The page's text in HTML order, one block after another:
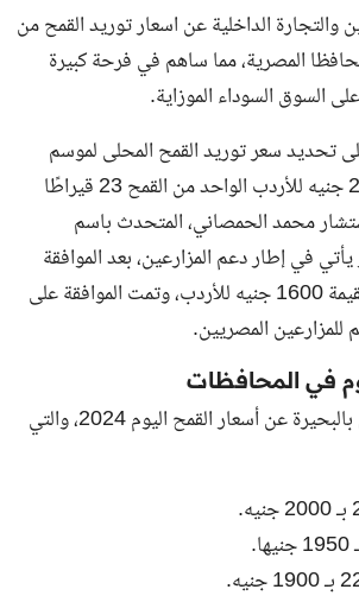
والتجارة الداخلية عن اسعار توريد القمح من
المصرية، مما ساهم في فرحة كبيرة
السوق السوداء الموزاية.
تحديد سعر توريد القمح المحلى لموسم
2024-2025 بـ 2000 جنيه للأردب الواحد من القمح 23 قيراطًا
محمد الحمصاني، المتحدث باسم
في إطار دعم المزارعين، بعد الموافقة
على سعر استرشادي بقيمة 1600 جنيه للأردب، وتمت الموافقة على
للمزارعين المصريين.
في المحافظات
أعلنت مديرية التموين بالبحيرة عن أسعار القمح اليوم 2024، والتي